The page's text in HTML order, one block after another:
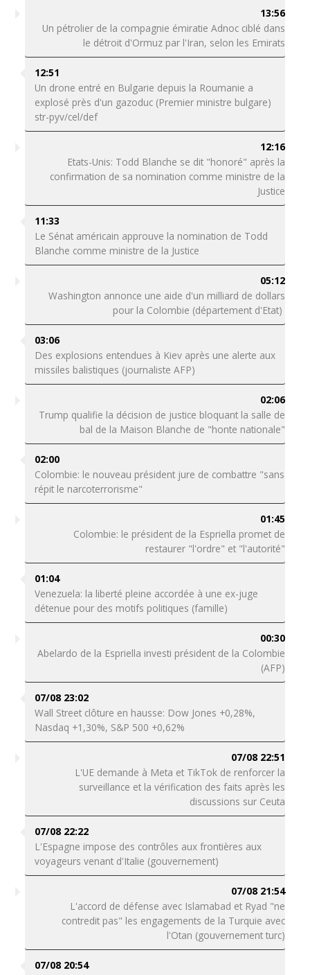
13:56
Un pétrolier de la compagnie émiratie Adnoc ciblé dans
le détroit d'Ormuz par l'Iran, selon les Emirats
12:51
Un drone entré en Bulgarie depuis la Roumanie a
explosé près d'un gazoduc (Premier ministre bulgare)
str-pyv/cel/def
12:16
Etats-Unis: Todd Blanche se dit "honoré" après la
confirmation de sa nomination comme ministre de la
Justice
11:33
Le Sénat américain approuve la nomination de Todd
Blanche comme ministre de la Justice
05:12
Washington annonce une aide d'un milliard de dollars
pour la Colombie (département d'Etat)
03:06
Des explosions entendues à Kiev après une alerte aux
missiles balistiques (journaliste AFP)
02:06
Trump qualifie la décision de justice bloquant la salle de
bal de la Maison Blanche de "honte nationale"
02:00
Colombie: le nouveau président jure de combattre "sans
répit le narcoterrorisme"
01:45
Colombie: le président de la Espriella promet de
restaurer "l'ordre" et "l'autorité"
01:04
Venezuela: la liberté pleine accordée à une ex-juge
détenue pour des motifs politiques (famille)
00:30
Abelardo de la Espriella investi président de la Colombie
(AFP)
07/08 23:02
Wall Street clôture en hausse: Dow Jones +0,28%,
Nasdaq +1,30%, S&P 500 +0,62%
07/08 22:51
L'UE demande à Meta et TikTok de renforcer la
surveillance et la vérification des faits après les
discussions sur Ceuta
07/08 22:22
L'Espagne impose des contrôles aux frontières aux
voyageurs venant d'Italie (gouvernement)
07/08 21:54
L'accord de défense avec Islamabad et Ryad "ne
contredit pas" les engagements de la Turquie avec
l'Otan (gouvernement turc)
07/08 20:54